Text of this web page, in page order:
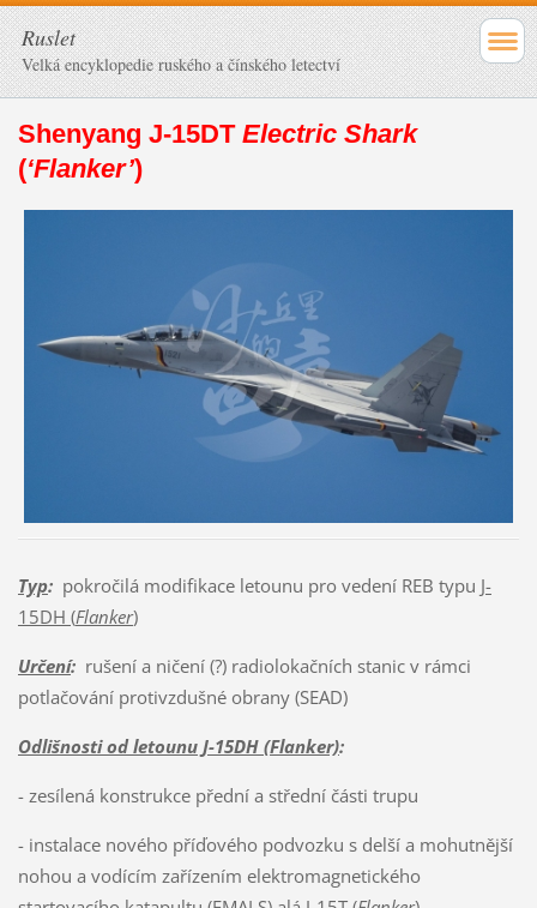
Ruslet
Velká encyklopedie ruského a čínského letectví
Shenyang J-15DT Electric Shark
(‘Flanker’)
Typ:pokročilá modifikace letounu pro vedení REB typu J-
15DH (Flanker)
Určení:rušení a ničení (?) radiolokačních stanic v rámci
potlačování protivzdušné obrany (SEAD)
Odlišnosti od letounu J-15DH (Flanker):
- zesílená konstrukce přední a střední části trupu
- instalace nového příďového podvozku s delší a mohutnější
nohou a vodícím zařízením elektromagnetického